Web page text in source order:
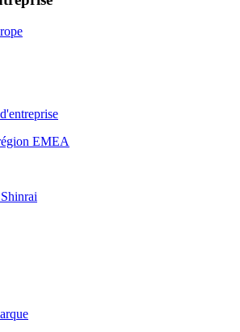
EMEA